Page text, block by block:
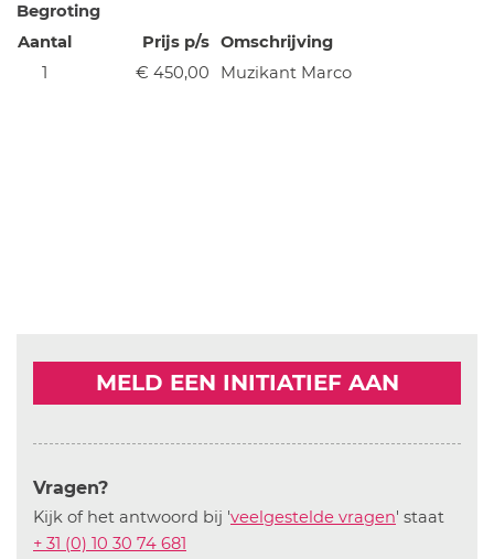
Begroting
Aantal
Prijs p/s Omschrijving
1
€ 450,00 Muzikant Marco
MELD EEN INITIATIEF AAN
Vragen?
Kijk of het antwoord bij 'veelgestelde vragen' staat
+ 31 (0) 10 30 74 681